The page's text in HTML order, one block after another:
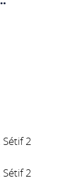
Sétif 2
Sétif 2